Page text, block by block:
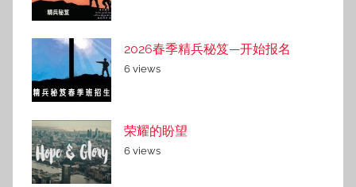
2026春季精兵秘笈—开始报名
6 views
荣耀的盼望
6 views